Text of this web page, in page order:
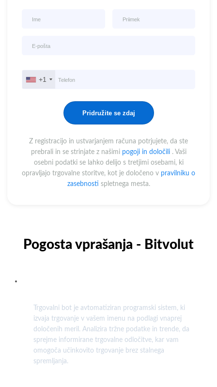
United
+1
Z registracijo in ustvarjanjem računa potrjujete, da ste
prebrali in se strinjate z našimi pogoji in določili . Vaši
osebni podatki se lahko delijo s tretjimi osebami, ki
opravljajo trgovalne storitve, kot je določeno v pravilniku o
zasebnosti spletnega mesta.
Pogosta vprašanja - Bitvolut
Trgovalni bot je avtomatiziran programski sistem, ki
izvaja trgovanje v vašem imenu na podlagi vnaprej
določenih meril. Analizira tržne podatke in trende, da
sprejme informirane trgovalne odločitve, kar vam
omogoča učinkovito trgovanje brez stalnega
spremljanja.